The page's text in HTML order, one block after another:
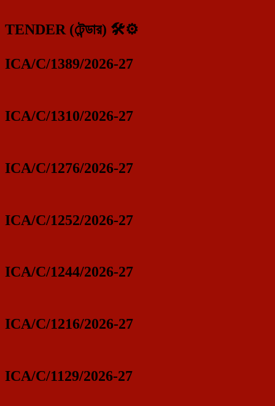
TENDER (টেন্ডার) 🛠️⚙️
ICA/C/1389/2026-27
ICA/C/1310/2026-27
ICA/C/1276/2026-27
ICA/C/1252/2026-27
ICA/C/1244/2026-27
ICA/C/1216/2026-27
ICA/C/1129/2026-27